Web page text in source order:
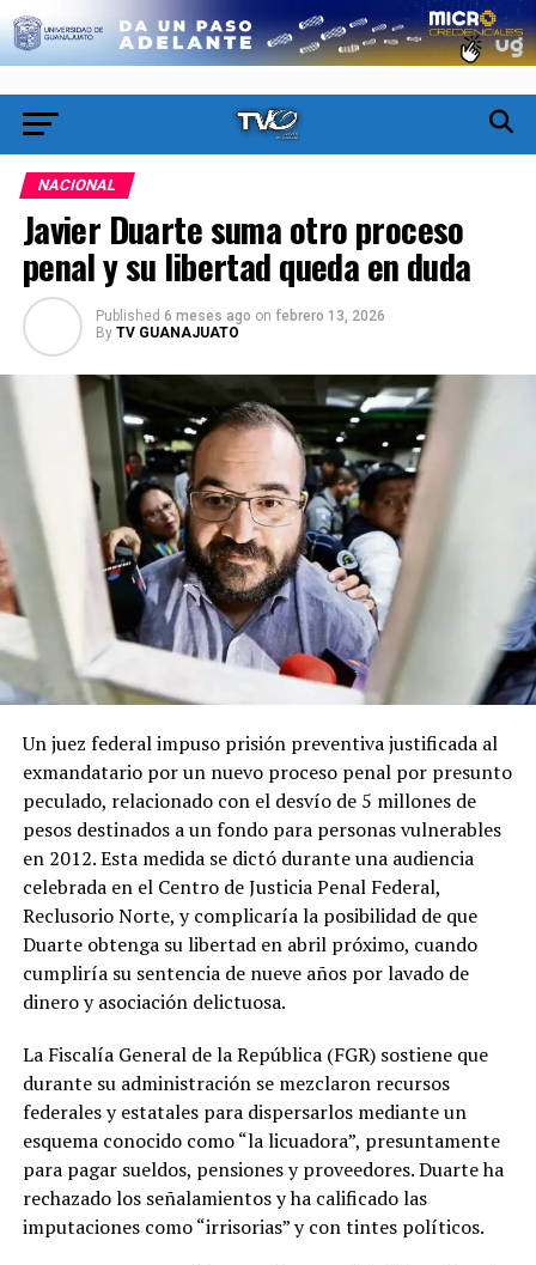
NACIONAL
Javier Duarte suma otro proceso
penal y su libertad queda en duda
Published 6 meses ago on febrero 13, 2026
By TV GUANAJUATO
Un juez federal impuso prisión preventiva justificada al
exmandatario por un nuevo proceso penal por presunto
peculado, relacionado con el desvío de 5 millones de
pesos destinados a un fondo para personas vulnerables
en 2012. Esta medida se dictó durante una audiencia
celebrada en el Centro de Justicia Penal Federal,
Reclusorio Norte, y complicaría la posibilidad de que
Duarte obtenga su libertad en abril próximo, cuando
cumpliría su sentencia de nueve años por lavado de
dinero y asociación delictuosa.
La Fiscalía General de la República (FGR) sostiene que
durante su administración se mezclaron recursos
federales y estatales para dispersarlos mediante un
esquema conocido como “la licuadora”, presuntamente
para pagar sueldos, pensiones y proveedores. Duarte ha
rechazado los señalamientos y ha calificado las
imputaciones como “irrisorias” y con tintes políticos.